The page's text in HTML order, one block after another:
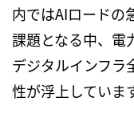
内ではAIロードの
課題となる中、電
デジタルインフラ
性が浮上していま